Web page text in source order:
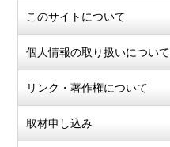
このサイトについて
個人情報の取り扱いについて
リンク・著作権について
取材申し込み